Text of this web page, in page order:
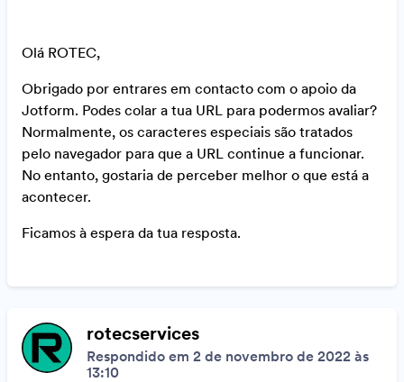
Olá ROTEC,
Obrigado por entrares em contacto com o apoio da
Jotform. Podes colar a tua URL para podermos avaliar?
Normalmente, os caracteres especiais são tratados
pelo navegador para que a URL continue a funcionar.
No entanto, gostaria de perceber melhor o que está a
acontecer.
Ficamos à espera da tua resposta.
rotecservices
Respondido em 2 de novembro de 2022 às
13:10